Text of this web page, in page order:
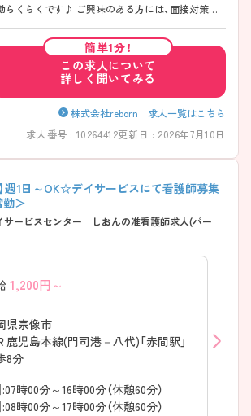
らくらくです♪ ご興味のある方には、面接対策ポ
簡単1分！
この求人について
詳しく聞いてみる
株式会社reborn 求人一覧はこちら
求人番号 : 10264412更新日 : 2026年7月10日
週1日～OK☆デイサービスにて看護師募集
＞
サービスセンター しおんの准看護師求人(パー
1,200円～
県宗像市
鹿児島本線(門司港－八代)「赤間駅」
8分
:07時00分～16時00分（休憩60分）
:08時00分～17時00分（休憩60分）